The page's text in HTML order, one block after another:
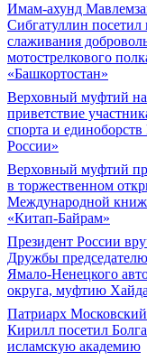
Имам-ахунд
Сибгатуллин посетил
слаживания
мотострелкового
«Башкортостан»
Верховный муфтий
приветствие
спорта и
России»
Верховный муфтий
в торжественном
Международной
«Китап-Байрам»
Президент России
Дружбы
Ямало-Ненецкого
округа, муфтию
Патриарх
Кирилл посетил
исламскую академию